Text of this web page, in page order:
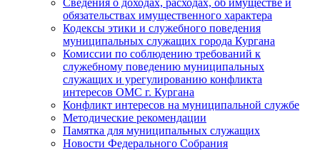
обязательствах имущественного характера
Кодексы этики и служебного поведения
муниципальных служащих города Кургана
Комиссии по соблюдению требований к
служебному поведению муниципальных
служащих и урегулированию конфликта
интересов ОМС г. Кургана
Конфликт интересов на муниципальной службе
Методические рекомендации
Памятка для муниципальных служащих
Новости Федерального Cобрания